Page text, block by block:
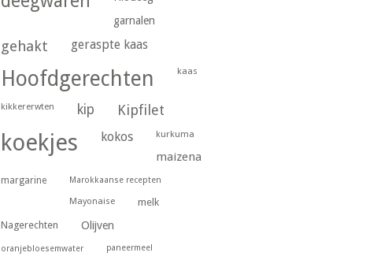
garnalen
gehakt geraspte kaas
Hoofdgerechten kaas
kikkererwten kip Kipfilet
koekjes kokos kurkuma
maizena
margarine Marokkaanse recepten
Mayonaise
melk
Nagerechten
Olijven
oranjebloesemwater paneermeel